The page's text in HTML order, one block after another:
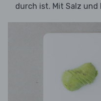
durch ist. Mit Salz